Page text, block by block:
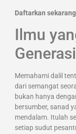
Daftarkan
Ilmu
Memahami dalil
dari semangat
bukan hanya
bersumber, sanad
mendalam. Itulah
setiap sudut